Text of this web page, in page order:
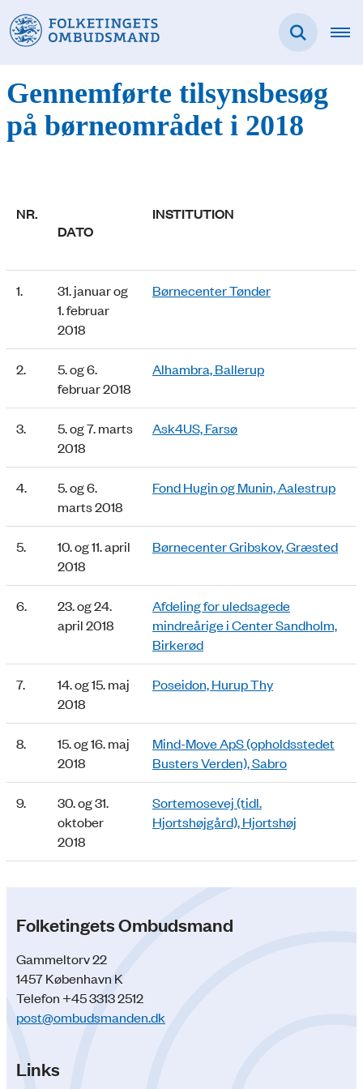
Gennemførte tilsynsbesøg
på børneområdet i 2018
NR.
DATO
INSTITUTION
1.
31. januar og
1. februar
2018
Børnecenter Tønder
2.
5. og 6.
februar 2018
Alhambra, Ballerup
3.
5. og 7. marts
2018
Ask4US, Farsø
4.
5. og 6.
marts 2018
Fond Hugin og Munin, Aalestrup
5.
10. og 11. april
2018
Børnecenter Gribskov, Græsted
6.
23. og 24.
april 2018
Afdeling for uledsagede
mindreårige i Center Sandholm,
Birkerød
7.
14. og 15. maj
2018
Poseidon, Hurup Thy
8.
15. og 16. maj
2018
Mind-Move ApS (opholdsstedet
Busters Verden), Sabro
9.
30. og 31.
oktober
2018
Sortemosevej (tidl.
Hjortshøjgård), Hjortshøj
Folketingets Ombudsmand
Gammeltorv 22
1457 København K
Telefon +45 3313 2512
post@ombudsmanden.dk
Links